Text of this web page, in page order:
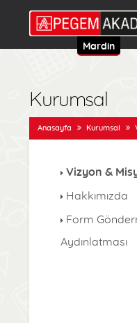
Mardin
Kurumsal
Anasayfa Kurumsal
Vizyon &
Hakkımızda
Form
Aydınlatması